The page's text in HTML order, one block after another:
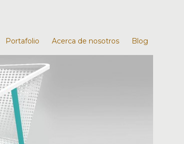
Portafolio Acerca de nosotros Blog